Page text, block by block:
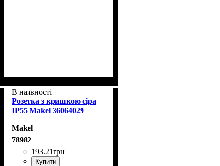
В наявності
Розетка з кришкою сіра
IP55 Makel 36064029
Makel
78982
193.21грн
Купити